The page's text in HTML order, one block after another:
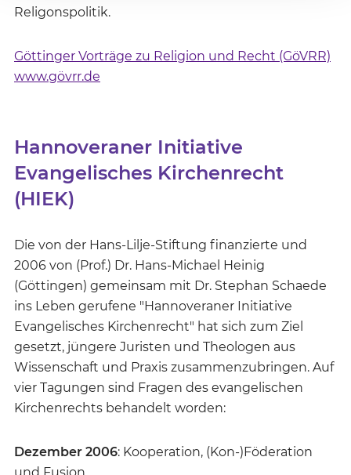
Religonspolitik.
Göttinger Vorträge zu Religion und Recht (GöVRR)
www.gövrr.de
Hannoveraner Initiative
Evangelisches Kirchenrecht
(HIEK)
Die von der Hans-Lilje-Stiftung finanzierte und
2006 von (Prof.) Dr. Hans-Michael Heinig
(Göttingen) gemeinsam mit Dr. Stephan Schaede
ins Leben gerufene "Hannoveraner Initiative
Evangelisches Kirchenrecht" hat sich zum Ziel
gesetzt, jüngere Juristen und Theologen aus
Wissenschaft und Praxis zusammenzubringen. Auf
vier Tagungen sind Fragen des evangelischen
Kirchenrechts behandelt worden:
Dezember 2006: Kooperation, (Kon-)Föderation